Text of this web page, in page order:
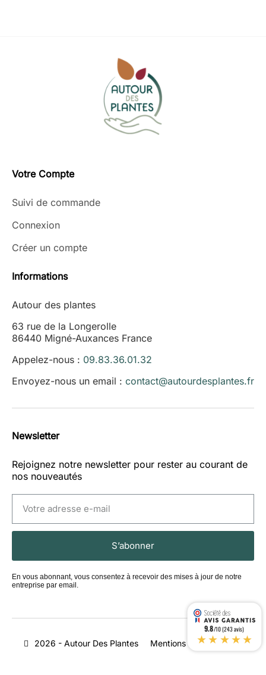
Votre Compte
Suivi de commande
Connexion
Créer un compte
Informations
Autour des plantes
63 rue de la Longerolle
86440 Migné-Auxances France
Appelez-nous : 09.83.36.01.32
Envoyez-nous un email : contact@autourdesplantes.fr
Newsletter
Rejoignez notre newsletter pour rester au courant de
nos nouveautés
S’abonner
En vous abonnant, vous consentez à recevoir des mises à jour de notre
entreprise par email.
2026 - Autour Des Plantes Mentions légales
CGV
9.8/10 (243 avis)
★★★★★